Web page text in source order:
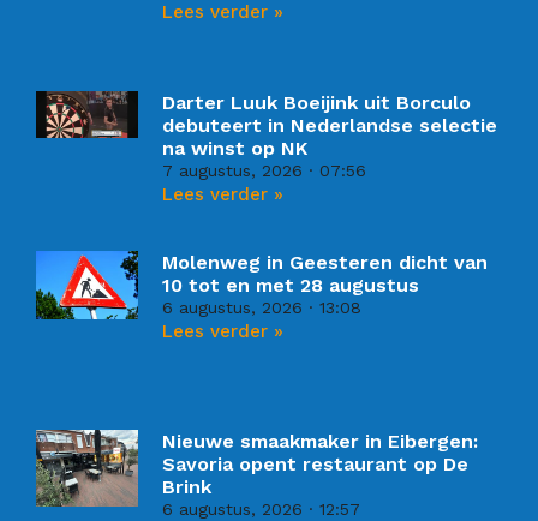
Lees verder »
Darter Luuk Boeijink uit Borculo
debuteert in Nederlandse selectie
na winst op NK
7 augustus, 2026 07:56
Lees verder »
Molenweg in Geesteren dicht van
10 tot en met 28 augustus
6 augustus, 2026 13:08
Lees verder »
Nieuwe smaakmaker in Eibergen:
Savoria opent restaurant op De
Brink
6 augustus, 2026 12:57